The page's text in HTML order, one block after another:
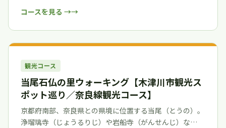
コースを見る →
観光コース
当尾石仏の里ウォーキング【木津川市観光ス
ポット巡り／奈良線観光コース】
京都府南部、奈良県との県境に位置する当尾（とうの）。
浄瑠璃寺（じょうるりじ）や岩船寺（がんせんじ）な…